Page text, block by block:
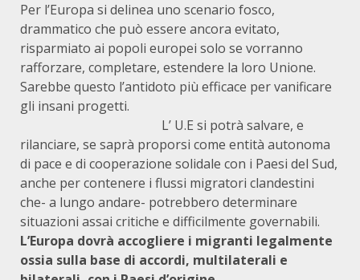
Per l’Europa si delinea uno scenario fosco,
drammatico che può essere ancora evitato,
risparmiato ai popoli europei solo se vorranno
rafforzare, completare, estendere la loro Unione.
Sarebbe questo l’antidoto più efficace per vanificare
gli insani progetti.
L’ U.E si potrà salvare, e
rilanciare, se saprà proporsi come entità autonoma
di pace e di cooperazione solidale con i Paesi del Sud,
anche per contenere i flussi migratori clandestini
che- a lungo andare- potrebbero determinare
situazioni assai critiche e difficilmente governabili.
L’Europa dovrà accogliere i migranti legalmente
ossia sulla base di accordi, multilaterali e